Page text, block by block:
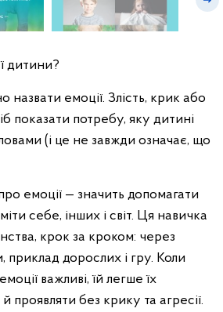
дитини?
назвати емоції. Злість, крик або
показати потребу, яку дитині
(і це не завжди означає, що
емоції — значить допомагати
себе, інших і світ. Ця навичка
крок за кроком: через
приклад дорослих і гру. Коли
важливі, їй легше їх
проявляти без крику та агресії.